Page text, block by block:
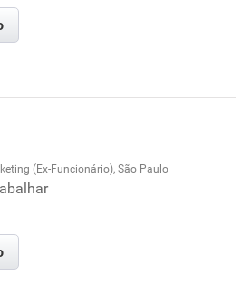
(Ex-Funcionário), São Paulo